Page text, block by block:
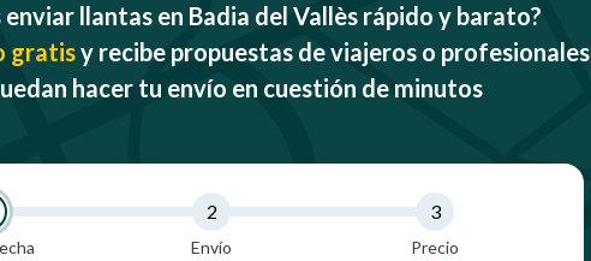
enviar llantas en Badia del Vallès rápido y barato?
gratisy recibe propuestas de viajeros o profesionales
hacer tu envío en cuestión de minutos
2
Envío
3
Precio